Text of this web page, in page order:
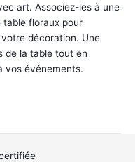
art. Associez-les à une
table floraux pour
décoration. Une
de la table tout en
vos événements.